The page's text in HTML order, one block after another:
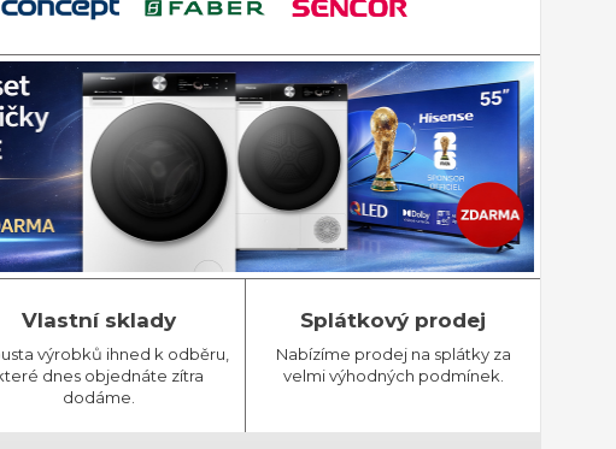
Vlastní sklady
výrobků ihned k odběru,
dnes objednáte zítra
dodáme.
Splátkový prodej
Nabízíme prodej na splátky za
velmi výhodných podmínek.